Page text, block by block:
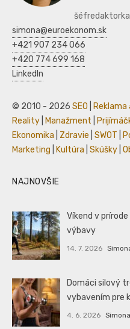
šéfredaktorka
simona@euroekonom.sk
+421 907 234 066
+420 774 699 168
LinkedIn
© 2010 - 2026 SEO Reklama
Reality
Manažment
Ekonomika
Zdravie SWOT
Marketing
Kultúra Skúšky
NAJNOVŠIE
Víkend v
výbavy
14. 7. 2026
Domáci silový
vybavením pre
4. 6. 2026